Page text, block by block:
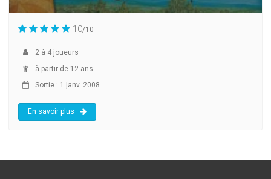
10/10
2 à 4 joueurs
à partir de 12 ans
Sortie : 1 janv. 2008
En savoir plus